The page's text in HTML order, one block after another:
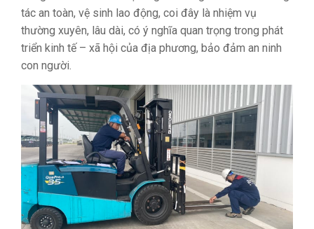
tác an toàn, vệ sinh lao động, coi đây là nhiệm vụ
thường xuyên, lâu dài, có ý nghĩa quan trọng trong phát
triển kinh tế – xã hội của địa phương, bảo đảm an ninh
con người.